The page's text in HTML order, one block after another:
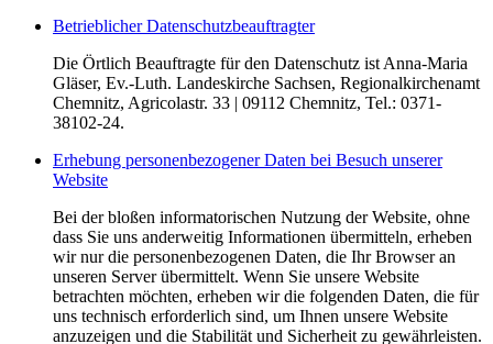
Betrieblicher Datenschutzbeauftragter
Die Örtlich Beauftragte für den Datenschutz ist Anna-Maria
Gläser, Ev.-Luth. Landeskirche Sachsen, Regionalkirchenamt
Chemnitz, Agricolastr. 33 | 09112 Chemnitz, Tel.: 0371-
38102-24.
Erhebung personenbezogener Daten bei Besuch unserer
Website
Bei der bloßen informatorischen Nutzung der Website, ohne
dass Sie uns anderweitig Informationen übermitteln, erheben
wir nur die personenbezogenen Daten, die Ihr Browser an
unseren Server übermittelt. Wenn Sie unsere Website
betrachten möchten, erheben wir die folgenden Daten, die für
uns technisch erforderlich sind, um Ihnen unsere Website
anzuzeigen und die Stabilität und Sicherheit zu gewährleisten.